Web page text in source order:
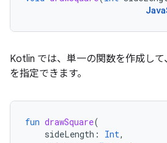
Kotlin では、単一の関数を作成し
を指定できます。
fun drawSquare(
sideLength : Int,